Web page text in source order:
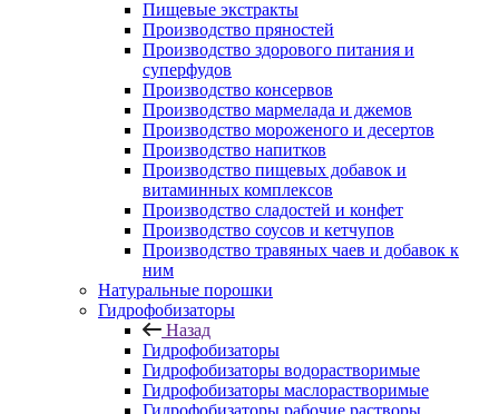
Пищевые экстракты
Производство пряностей
Производство здорового питания и
суперфудов
Производство консервов
Производство мармелада и джемов
Производство мороженого и десертов
Производство напитков
Производство пищевых добавок и
витаминных комплексов
Производство сладостей и конфет
Производство соусов и кетчупов
Производство травяных чаев и добавок к
ним
Натуральные порошки
Гидрофобизаторы
Назад
Гидрофобизаторы
Гидрофобизаторы водорастворимые
Гидрофобизаторы маслорастворимые
Гидрофобизаторы рабочие растворы